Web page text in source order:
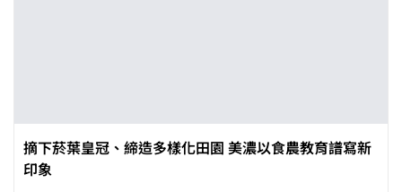
摘下菸葉皇冠、締造多樣化田園 美濃以食農教育譜寫新
印象